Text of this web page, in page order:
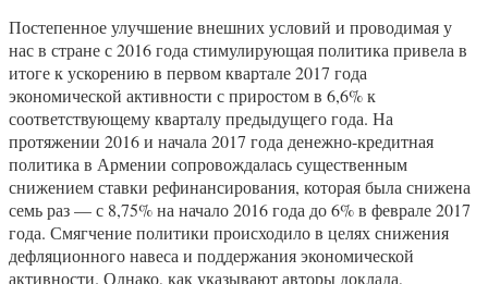
Постепенное улучшение внешних условий и проводимая у
нас в стране с 2016 года стимулирующая политика привела в
итоге к ускорению в первом квартале 2017 года
экономической активности с приростом в 6,6% к
соответствующему кварталу предыдущего года. На
протяжении 2016 и начала 2017 года денежно-кредитная
политика в Армении сопровождалась существенным
снижением ставки рефинансирования, которая была снижена
семь раз — с 8,75% на начало 2016 года до 6% в феврале 2017
года. Смягчение политики происходило в целях снижения
дефляционного навеса и поддержания экономической
активности. Однако, как указывают авторы доклада,